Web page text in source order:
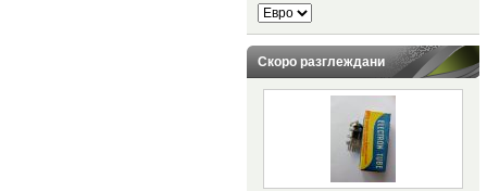
Скоро разглеждани